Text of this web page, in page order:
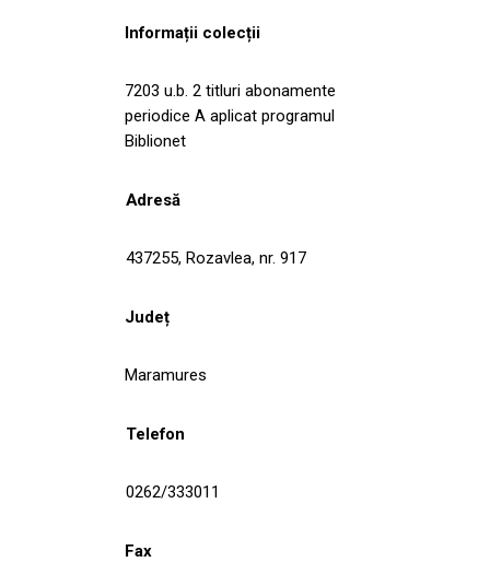
Informații colecții
7203 u.b. 2 titluri abonamente
periodice A aplicat programul
Biblionet
Adresă
437255, Rozavlea, nr. 917
Județ
Maramures
Telefon
0262/333011
Fax